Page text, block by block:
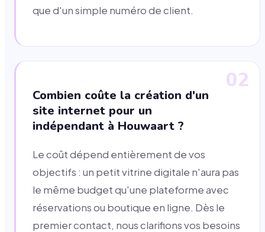
que d'un simple numéro de client.
02
Combien coûte la création d'un
site internet pour un
indépendant à Houwaart ?
Le coût dépend entièrement de vos
objectifs : un petit vitrine digitale n'aura pas
le même budget qu'une plateforme avec
réservations ou boutique en ligne. Dès le
premier contact, nous clarifions vos besoins